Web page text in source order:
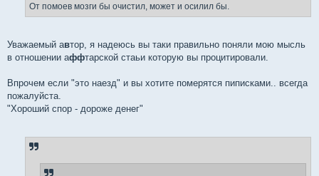
От помоев мозги бы очистил, может и осилил бы.
Уважаемый автор, я надеюсь вы таки правильно поняли мою мысль
в отношении аффтарской стаьи которую вы процитировали.
Впрочем если "это наезд" и вы хотите померятся пиписками.. всегда
пожалуйста.
"Хороший спор - дороже денег"